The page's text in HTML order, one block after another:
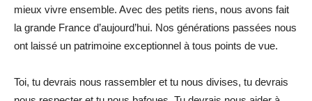
mieux vivre ensemble. Avec des petits riens, nous avons fait
la grande France d’aujourd’hui. Nos générations passées nous
ont laissé un patrimoine exceptionnel à tous points de vue.
Toi, tu devrais nous rassembler et tu nous divises, tu devrais